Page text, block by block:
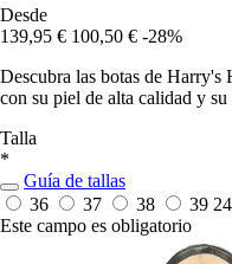
Desde
139,95 € 100,50 € -28%
Descubra las botas de Harry's
con su piel de alta calidad y su
Talla
*
Guía de tallas
36
37 38 39
Este campo es obligatorio